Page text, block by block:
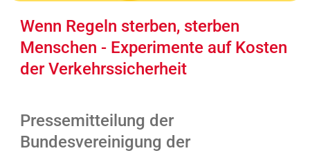
Wenn Regeln sterben, sterben
Menschen - Experimente auf Kosten
der Verkehrssicherheit
Pressemitteilung der
Bundesvereinigung der